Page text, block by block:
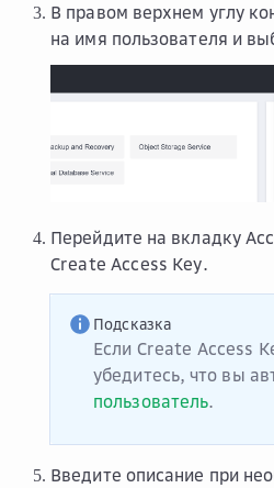
В правом верхнем углу
на имя пользователя и
Перейдите на вкладку
Create Access Key.
Подсказка
Если Create Access
убедитесь, что вы
пользователь.
Введите описание при